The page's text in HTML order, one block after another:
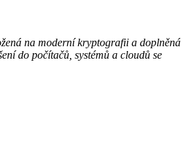
na moderní kryptografii a doplněná
do počítačů, systémů a cloudů se